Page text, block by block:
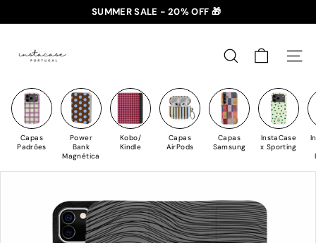
para
Conteúdo
slideshow
✈️ PORTES GRÁTIS: +35€ 🇵🇹🇪🇸 | +50€ 🇪🇺
SUMMER SALE - 20% OFF 🎁
n
t
a
C
a
s
PESQUISAR
Capas
Padrões
Power
Bank
Magnética
Kobo/
Kindle
Capas
AirPods
Capas
Samsung
InstaCase
x Sporting